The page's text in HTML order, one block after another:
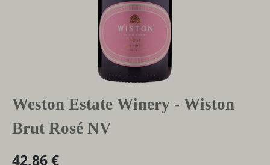
Weston Estate Winery - Wiston
Brut Rosé NV
42,86 €